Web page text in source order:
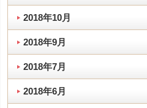
2018年10月
2018年9月
2018年7月
2018年6月